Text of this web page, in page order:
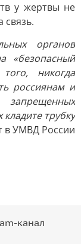
у жертвы не
связь.
органов
«безопасный
никогда
россиянам и
трубку
в УМВД России
канал